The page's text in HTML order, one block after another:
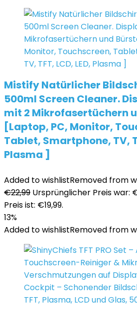
Mistify Natürlicher
500ml Screen Cleaner.
mit 2 Mikrofasertüchern
[Laptop, PC, Monitor,
Tablet, Smartphone, TV,
Plasma ]
Added to wishlistRemoved from
€22,99 Ursprünglicher Preis war:
Preis ist: €19,99.
13%
Added to wishlistRemoved from